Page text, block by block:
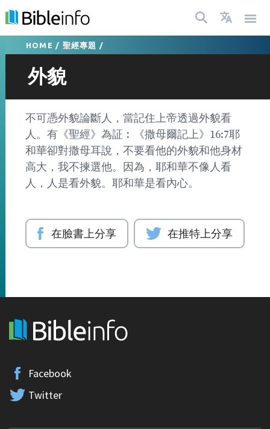
HOME / 聖經專題 /
外貌
不可憑外貌論斷人，當記住上帝透過外貌看
人。有《聖經》為証︰《撒母爾記上》16:7耶
和華卻對撒母耳說，不要看他的外貌和他身材
高大，我不揀選他。因為，耶和華不像人看
人，人是看外貌。耶和華是看內心。
在臉書上分享 在推特上分享
Facebook
Twitter